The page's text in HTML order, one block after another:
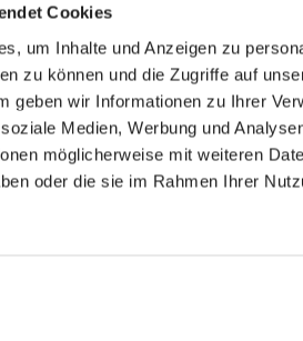
Cookies
um Inhalte und Anzeigen zu
zu können und die Zugriffe auf
geben wir Informationen zu Ihrer
Medien, Werbung und
möglicherweise mit weiteren
oder die sie im Rahmen Ihrer
– nicht nur blockieren oder